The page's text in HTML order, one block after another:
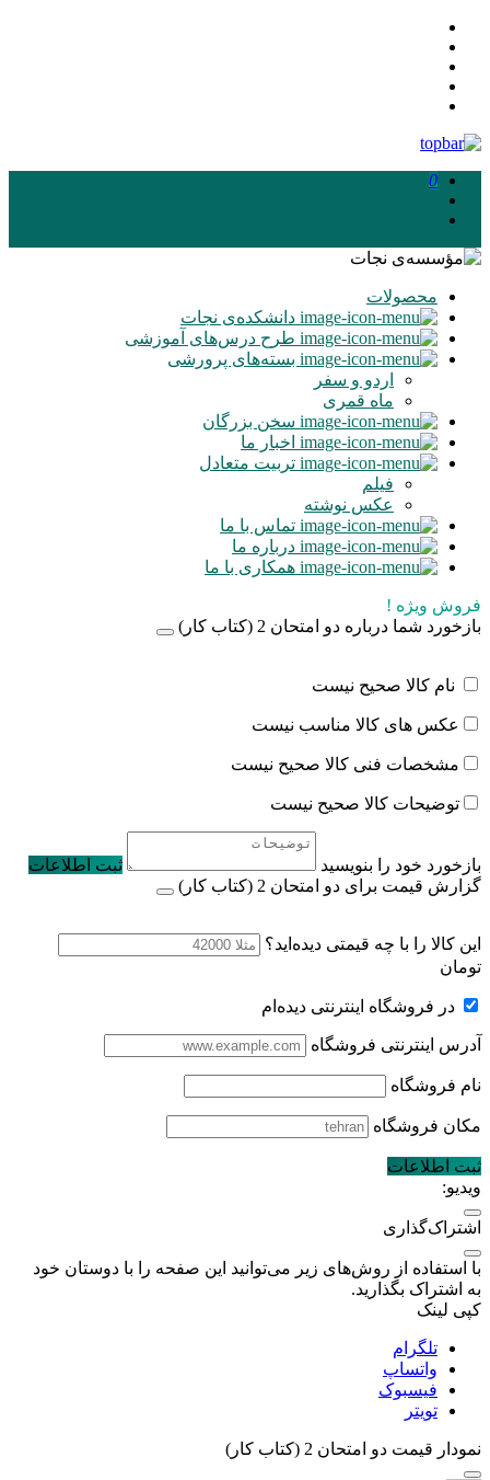
0
محصولات
دانشکده‌ی نجات
طرح درس‌های آموزشی
بسته‌های پرورشی
اردو و سفر
ماه‌ قمری
سخن بزرگان
اخبار ما
تربیت متعادل
فیلم
عکس نوشته
تماس با ما
درباره ما
همکاری با ما
فروش ویژه !
بازخورد شما درباره دو امتحان 2 (کتاب کار)
نام کالا صحیح نیست
عکس های کالا مناسب نیست
مشخصات فنی کالا صحیح نیست
توضیحات کالا صحیح نیست
بازخورد خود را بنویسید
ثبت اطلاعات
گزارش قیمت برای دو امتحان 2 (کتاب کار)
این کالا را با چه قیمتی دیده‌اید؟
تومان
در فروشگاه اینترنتی دیده‌ام
آدرس اینترنتی فروشگاه
نام فروشگاه
مکان فروشگاه
ثبت اطلاعات
ویدیو:
اشتراک‌گذاری
با استفاده از روش‌های زیر می‌توانید این صفحه را با دوستان خود
به اشتراک بگذارید.
کپی لینک
تلگرام
واتساپ
فیسبوک
تویتر
نمودار قیمت دو امتحان 2 (کتاب کار)